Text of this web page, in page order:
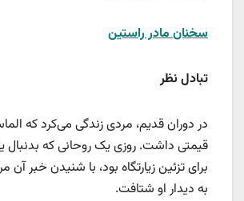
سخنان مادر راستین
تبادل نظر
در دوران قدیم، مردی زندگی می‌کرد که
قیمتی داشت. روزی یک روحانی که
برای تزئین زیارتگاه بود، با شنیدن خبر
به دیدار او شتافت.